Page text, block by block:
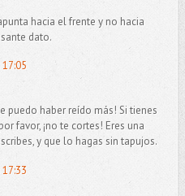
hacia el frente y no hacia
dato.
puedo haber reído más! Si tienes
favor, ¡no te cortes! Eres una
y que lo hagas sin tapujos.